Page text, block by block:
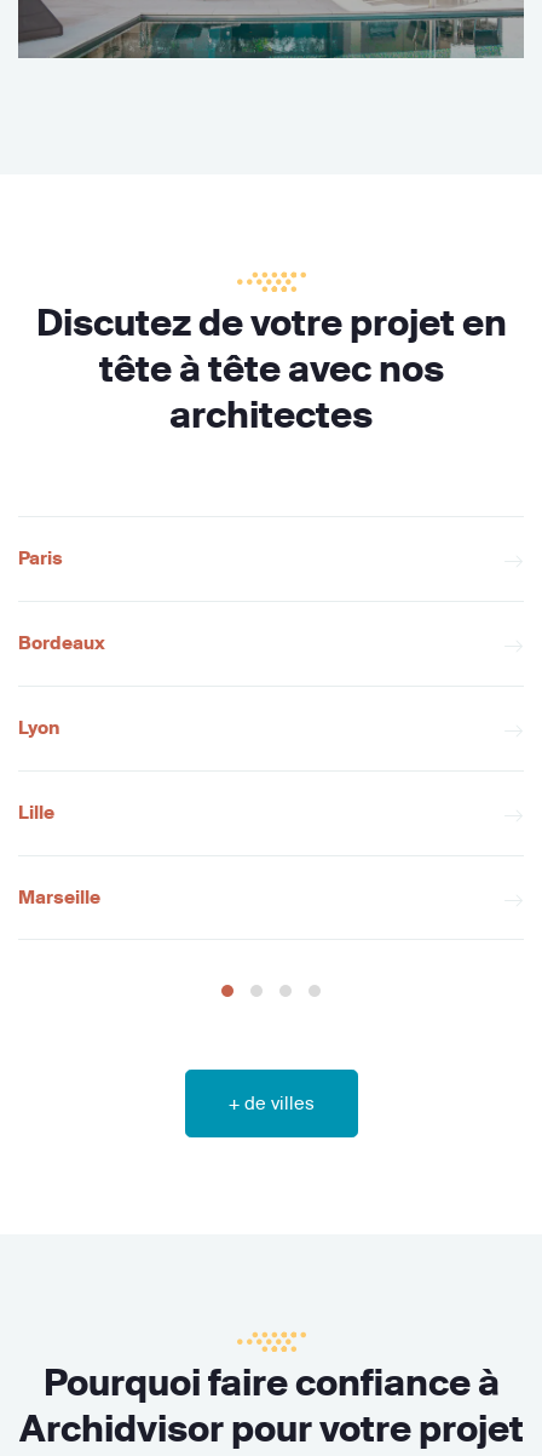
Discutez de votre projet en
tête à tête avec nos
architectes
Paris
Bordeaux
Lyon
Lille
Marseille
+ de villes
Pourquoi faire confiance à
Archidvisor pour votre projet